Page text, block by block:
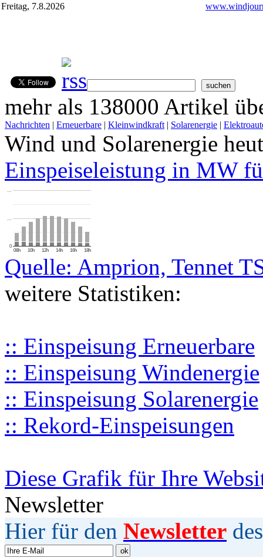
Freitag, 7.8.2026
mehr als 138000 Artikel
Nachrichten | Erneuerbare | Kleinwindkraft | Solarenergie |
Wind und Solarenergie
Einspeiseleistung in MW
08h 10h 12h 14h 16h 18h
0
…
…
Quelle: Amprion, Tennet
weitere Statistiken:
:: Einspeisung Erneuerbare
:: Einspeisung Windenergie
:: Einspeisung Solarenergie
:: Rekord-Einspeisungen
Diese Grafik für Ihre
Newsletter
Hier für den Newsletter